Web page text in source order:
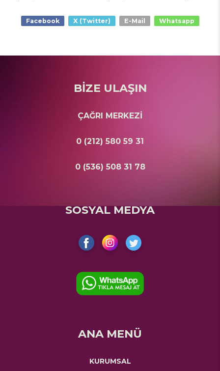
Facebook X (Twitter) E-Mail Whatsapp
BİZE ULAŞIN
ÇAĞRI MERKEZİ
0 (212) 580 59 31
0 (536) 508 31 78
SOSYAL MEDYA
ANA MENÜ
KURUMSAL